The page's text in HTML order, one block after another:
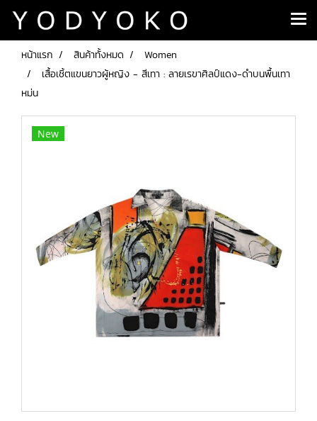
หน้าแรก สินค้าทั้งหมด
Women
เสื้อเชิ้ตแขนยาวผู้หญิง - สีเทา : ลายเรขาศิลป์แดง-ดำบนพื้นเทา
หม่น
New